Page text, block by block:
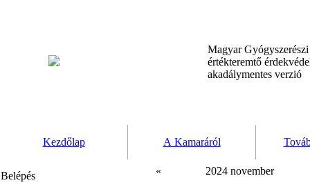
Magyar
értékteremtő
akadálymentes verzió
Kezdőlap A Kamaráról
Belépés
«
2024 november